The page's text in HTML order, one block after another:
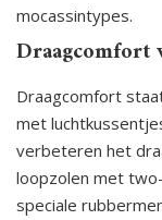
mocassintypes.
Draagcomfort
Draagcomfort
met
verbeteren het
loopzolen met
speciale